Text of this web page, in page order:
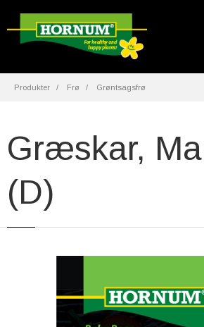
Produkter Frø Grøntsagsfrø
Græskar,
(D)